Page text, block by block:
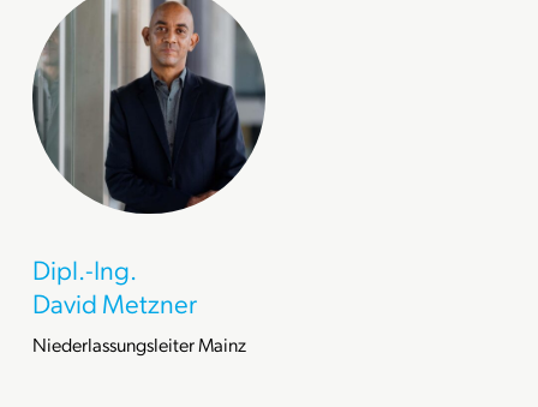
Dipl.-Ing.
David Metzner
Niederlassungsleiter Mainz